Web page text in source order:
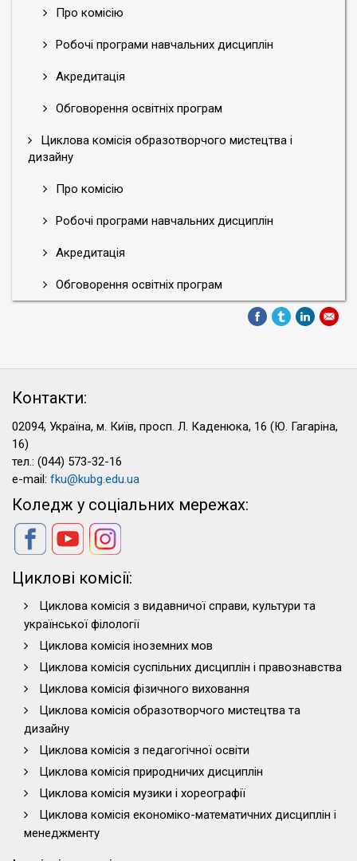
Про комісію
Робочі програми навчальних дисциплін
Акредитація
Обговорення освітніх програм
Циклова комісія образотворчого мистецтва і
дизайну
Про комісію
Робочі програми навчальних дисциплін
Акредитація
Обговорення освітніх програм
Контакти:
02094, Україна, м. Київ, просп. Л. Каденюка, 16 (Ю. Гагаріна,
16)
тел.: (044) 573-32-16
e-mail: fku@kubg.edu.ua
Коледж у соціальних мережах:
Циклові комісії:
Циклова комісія з видавничої справи, культури та
української філології
Циклова комісія іноземних мов
Циклова комісія суспільних дисциплін і правознавства
Циклова комісія фізичного виховання
Циклова комісія образотворчого мистецтва та
дизайну
Циклова комісія з педагогічної освіти
Циклова комісія природничих дисциплін
Циклова комісія музики і хореографії
Циклова комісія економіко-математичних дисциплін і
менеджменту